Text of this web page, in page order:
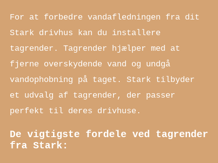
For at forbedre vandafledningen fra dit
Stark drivhus kan du installere
tagrender. Tagrender hjælper med at
fjerne overskydende vand og undgå
vandophobning på taget. Stark tilbyder
et udvalg af tagrender, der passer
perfekt til deres drivhuse.
De vigtigste fordele ved tagrender
fra Stark: